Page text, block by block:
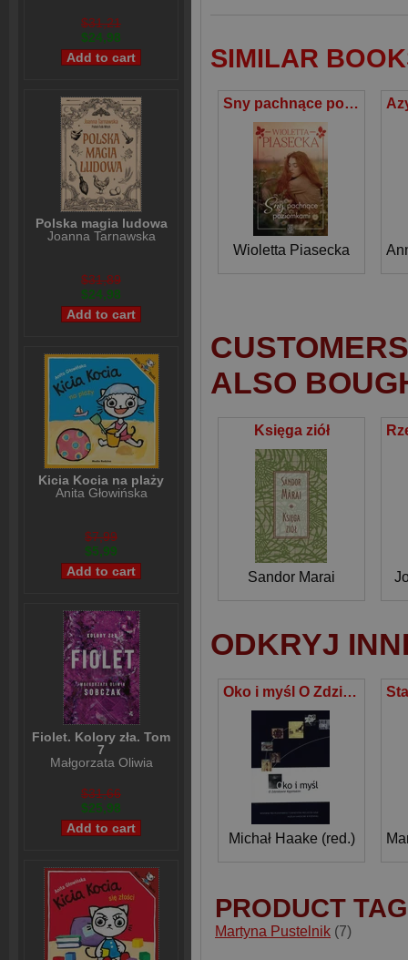
$31,21
$24,98
Polska magia ludowa
Joanna Tarnawska
$31,89
$24,98
Kicia Kocia na plaży
Anita Głowińska
$7,99
$5,99
Fiolet. Kolory zła. Tom
7
Małgorzata Oliwia
$31,66
$25,98
SIMILAR
Sny pachnące poziomkami
Wioletta Piasecka
ALSO
Księga ziół
Sandor Marai
ODKRYJ
Oko i myśl O Zdzisławie Kępińskim.
Michał Haake (red.)
PRODUCT
Martyna Pustelnik (7)